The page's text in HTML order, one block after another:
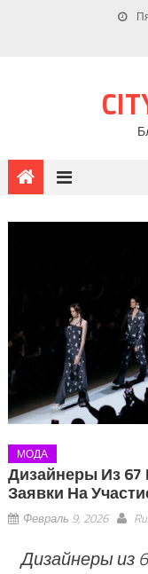
МОДА
Дизайнеры Из 67
Заявки На
Февраль 9, 2026
Дизайнеры из